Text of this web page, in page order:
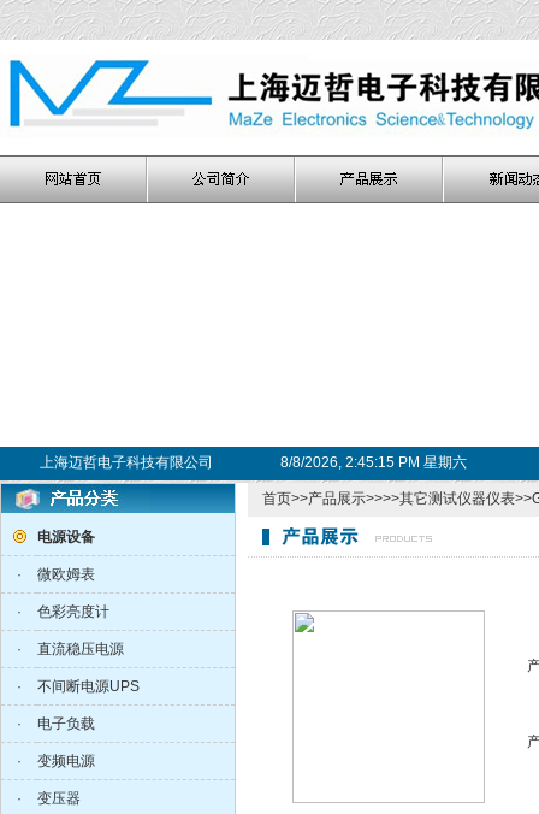
上海迈哲电子科技有限公司 8/8/2026, 2:45:15 PM 星期六
电源设备
· 微欧姆表
· 色彩亮度计
· 直流稳压电源
· 不间断电源UPS
· 电子负载
· 变频电源
· 变压器
首页>>产品展示>>>>其它测试仪器仪表